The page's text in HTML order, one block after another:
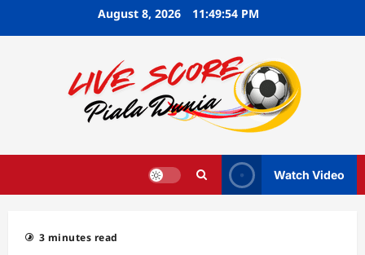
August 8, 2026 11:49:55 PM
Watch Video
3 minutes read